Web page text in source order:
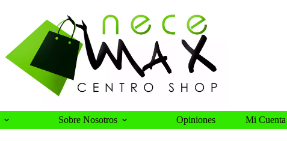
Sobre Nosotros Opiniones Mi Cuenta